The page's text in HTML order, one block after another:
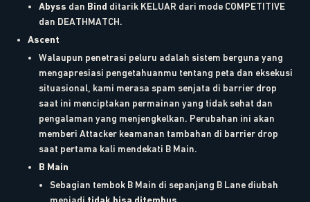
Abyss dan Bind ditarik KELUAR dari mode COMPETITIVE
dan DEATHMATCH.
Ascent
Walaupun penetrasi peluru adalah sistem berguna yang
mengapresiasi pengetahuanmu tentang peta dan eksekusi
situasional, kami merasa spam senjata di barrier drop
saat ini menciptakan permainan yang tidak sehat dan
pengalaman yang menjengkelkan. Perubahan ini akan
memberi Attacker keamanan tambahan di barrier drop
saat pertama kali mendekati B Main.
B Main
Sebagian tembok B Main di sepanjang B Lane diubah